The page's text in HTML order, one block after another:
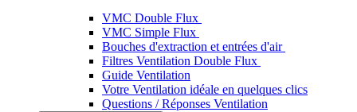
VMC Double Flux
VMC Simple Flux
Bouches d'extraction et entrées d'air
Filtres Ventilation Double Flux
Guide Ventilation
Votre Ventilation idéale en quelques clics
Questions / Réponses Ventilation